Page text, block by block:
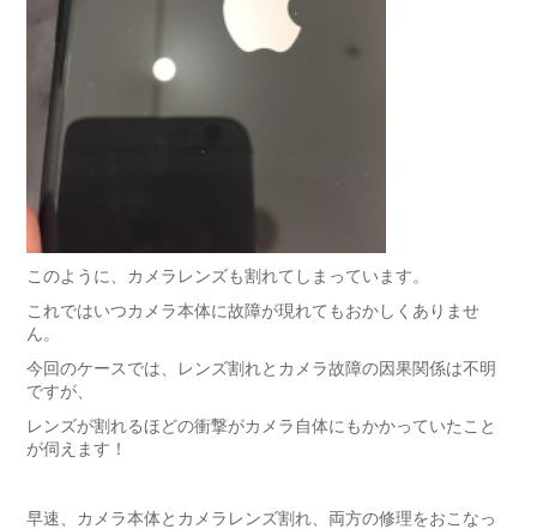
このように、カメラレンズも割れてしまっています。
これではいつカメラ本体に故障が現れてもおかしくありませ
ん。
今回のケースでは、レンズ割れとカメラ故障の因果関係は不明
ですが、
レンズが割れるほどの衝撃がカメラ自体にもかかっていたこと
が伺えます！
早速、カメラ本体とカメラレンズ割れ、両方の修理をおこなっ